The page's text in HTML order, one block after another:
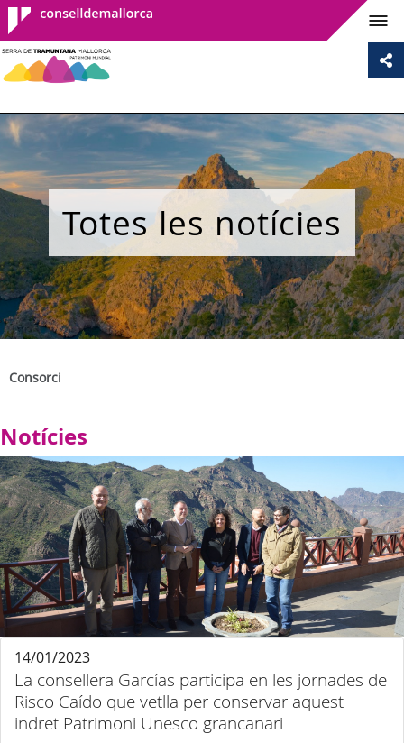
Consell de
Mallorca
Totes les notícies
Consorci
Notícies
La consellera Garcías participa en les jornades de
Risco Caído que vetlla per conservar aquest
indret Patrimoni Unesco grancanari
14/01/2023